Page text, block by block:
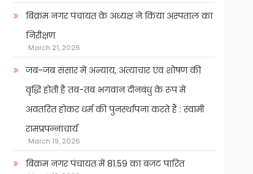
बिक्रम नगर पंचायत के अध्यक्ष ने किया अस्पताल का
निरीक्षण
March 21, 2026
जब-जब संसार में अन्याय, अत्याचार एवं शोषण की
वृद्धि होती है तब-तब भगवान दीनबंधु के रूप में
अवतरित होकर धर्म की पुनर्स्थापना करते हैं : स्वामी
रामप्रपन्नाचार्य
March 19, 2026
बिक्रम नगर पंचायत में 81.59 का बजट पारित